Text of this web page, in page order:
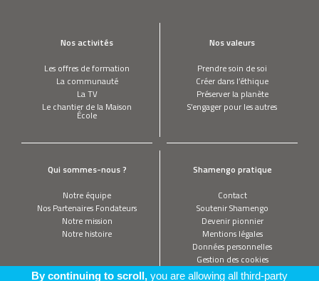
Nos activités
Les offres de formation
La communauté
La TV
Le chantier de la Maison
École
Nos valeurs
Prendre soin de soi
Créer dans l’éthique
Préserver la planète
S’engager pour les autres
Qui sommes-nous ?
Notre équipe
Nos Partenaires Fondateurs
Notre mission
Notre histoire
Shamengo pratique
Contact
Soutenir Shamengo
Devenir pionnier
Mentions légales
Données personnelles
Gestion des cookies
By continuing to scroll,you are allowing all third-party